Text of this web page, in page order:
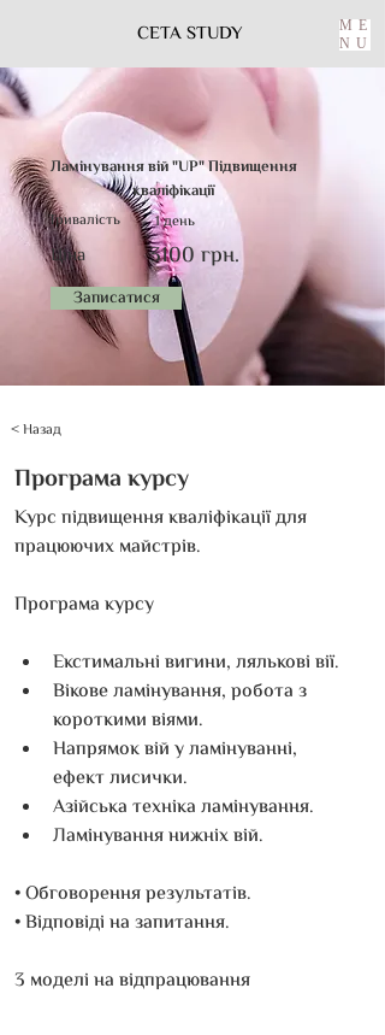
ME
NU
CETA STUDY
Ламінування вій "UP" Підвищення
кваліфікації
3100 грн.
Ціна
Тривалість 1 день
Записатися
< Назад
Програма курсу
Курс підвищення кваліфікації для
працюючих майстрів.
Програма курсу
Екстимальні вигини, лялькові вії.
Вікове ламінування, робота з
короткими віями.
Напрямок вій у ламінуванні,
ефект лисички.
Азійська техніка ламінування.
Ламінування нижніх вій.
• Обговорення результатів.
• Відповіді на запитання.
3 моделі на відпрацювання